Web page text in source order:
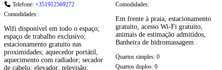
Telefone: +351912569272
Comodidades:
Wifi disponível em todo o espaço;
espaço de trabalho exclusivo;
estacionamento gratuito nas
proximidades; aquecedor portátil,
aquecimento com radiador; secador
de cabelo; elevador; televisão;
Comodidades:
Em frente à praia, estacionamento
gratuito, acesso Wi-Fi gratuito,
animais de estimação admitidos,
Banheira de hidromassagem .
Quartos simples: 0
Quartos duplos: 0